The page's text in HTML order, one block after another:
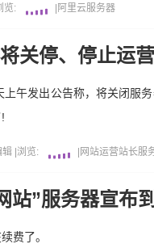
览: 阿里云服务器
关停、停止运营
午发出公告称，将关闭服
辑 浏览: 网站运营站长服
站”服务器宣布
费了。